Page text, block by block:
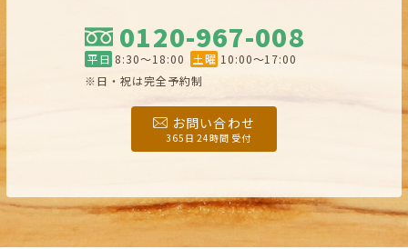
0120-967-008
平日 8:30〜18:00 土曜 10:00〜17:00
※日・祝は完全予約制
お問い合わせ
365日 24時間 受付